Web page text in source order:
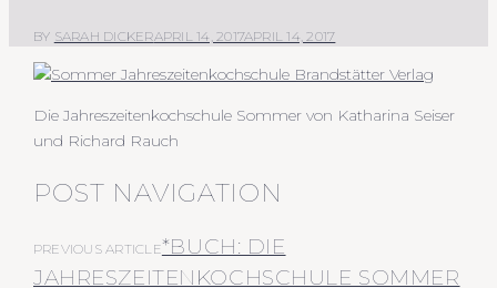
BY SARAH DICKERAPRIL 14, 2017APRIL 14, 2017
Die Jahreszeitenkochschule Sommer von Katharina Seiser
und Richard Rauch
POST NAVIGATION
PREVIOUS ARTICLE*BUCH: DIE
JAHRESZEITENKOCHSCHULE SOMMER